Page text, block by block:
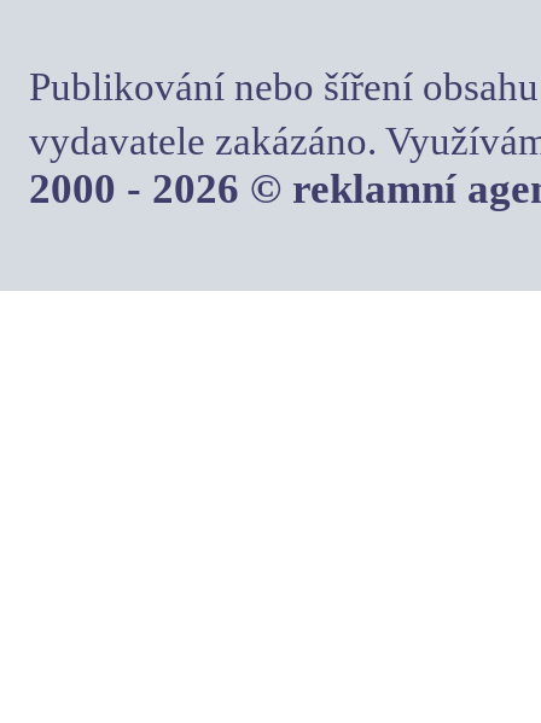
Publikování nebo šíření
vydavatele zakázáno.
2000 - 2026 © reklamní